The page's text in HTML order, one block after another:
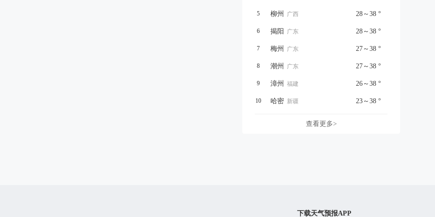
5 柳州 广西 28～38 °
6 揭阳 广东 28～38 °
7 梅州 广东 27～38 °
8 潮州 广东 27～38 °
9 漳州 福建 26～38 °
10 哈密 新疆 23～38 °
查看更多>
下载天气预报APP